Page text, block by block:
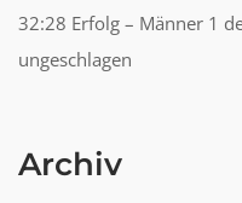
32:28 Erfolg – Männer 1
ungeschlagen
Archiv